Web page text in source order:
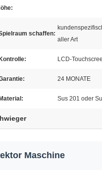
schaffen:
aller Art
Kontrolle: LCD-
24 MONATE
Material: Sus 201 oder
Maschine